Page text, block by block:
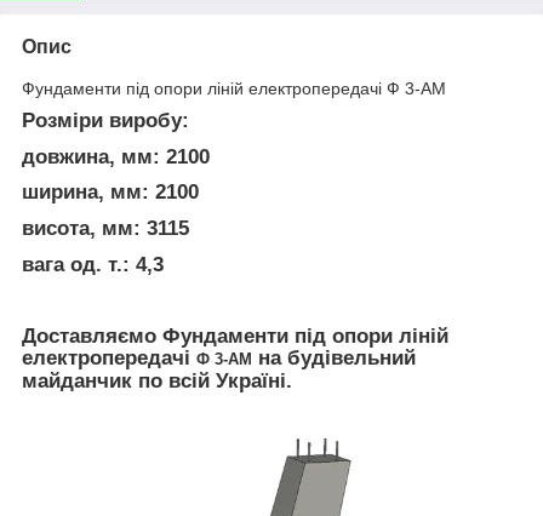
Опис
Фундаменти під опори ліній електропередачі Ф 3-АМ
Розміри виробу:
довжина, мм: 2100
ширина, мм: 2100
висота, мм: 3115
вага од. т.: 4,3
Доставляємо Фундаменти під опори ліній
електропередачі Ф 3-АМ на будівельний
майданчик по всій Україні.